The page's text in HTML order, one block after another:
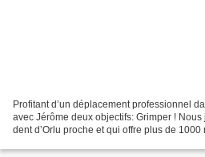
Profitant d’un déplacement professionnel
avec Jérôme deux objectifs: Grimper !
dent d’Orlu proche et qui offre plus de 1000